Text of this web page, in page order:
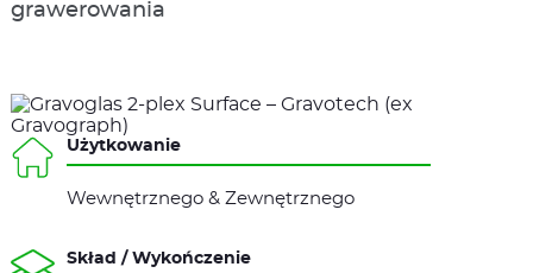
grawerowania
Użytkowanie
Wewnętrznego & Zewnętrznego
Skład / Wykończenie